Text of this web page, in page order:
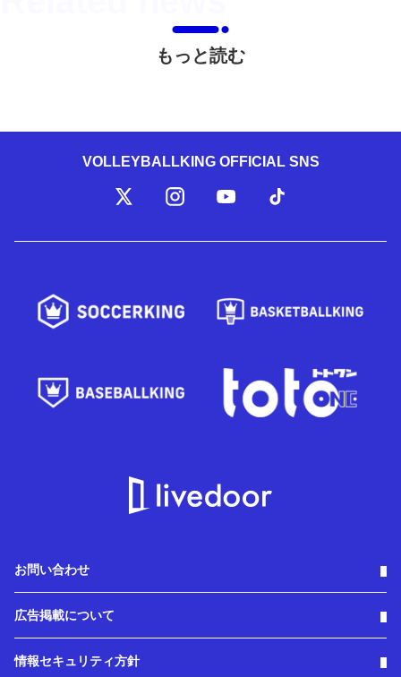
もっと読む
VOLLEYBALLKING OFFICIAL SNS
お問い合わせ
広告掲載について
情報セキュリティ方針